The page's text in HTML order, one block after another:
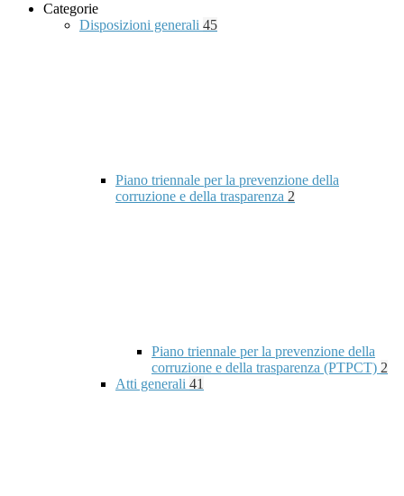
Categorie
Disposizioni generali 45
Piano triennale per la prevenzione della
corruzione e della trasparenza 2
Piano triennale per la prevenzione della
corruzione e della trasparenza (PTPCT) 2
Atti generali 41